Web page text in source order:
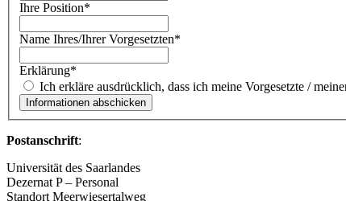
Ihre Position*
Name Ihres/Ihrer Vorgesetzten*
Erklärung*
Ich erkläre ausdrücklich, dass ich meine Vorgesetzte /
Postanschrift:
Universität des Saarlandes
Dezernat P – Personal
Standort Meerwiesertalweg